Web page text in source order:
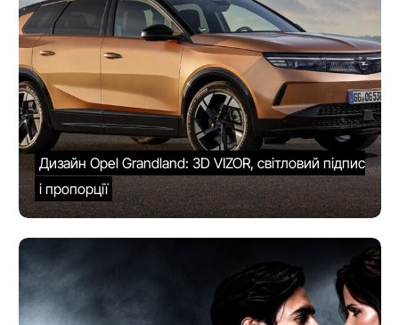
Дизайн Opel Grandland: 3D VIZOR, світловий підпис
і пропорції